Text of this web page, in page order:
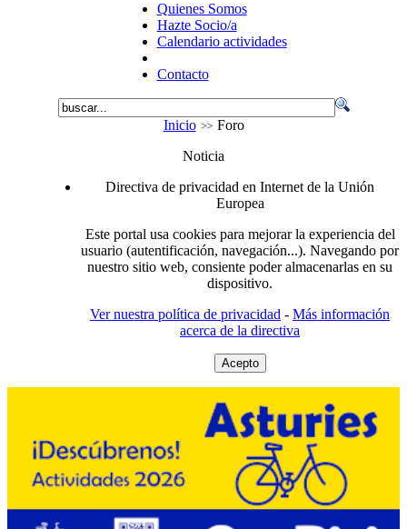
Quienes Somos
Hazte Socio/a
Calendario actividades
Contacto
Inicio
Foro
Noticia
Directiva de privacidad en Internet de la Unión
Europea
Este portal usa cookies para mejorar la experiencia del
usuario (autentificación, navegación...). Navegando por
nuestro sitio web, consiente poder almacenarlas en su
dispositivo.
Ver nuestra política de privacidad - Más información
acerca de la directiva
Acepto